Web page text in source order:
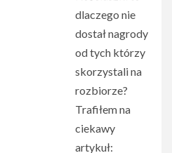
dlaczego nie
dostał nagrody
od tych którzy
skorzystali na
rozbiorze?
Trafiłem na
ciekawy
artykuł: